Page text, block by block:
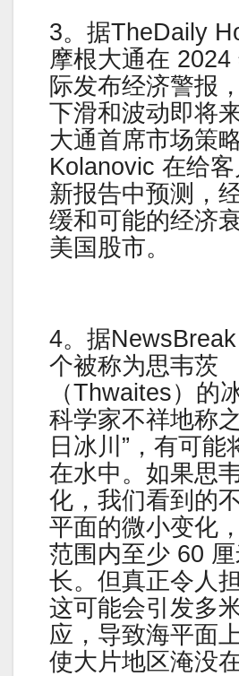
3。据TheDaily
摩根大通在 2024
际发布经济警报
下滑和波动即将
大通首席市场策
Kolanovic 在给
新报告中预测，
缓和可能的经济
美国股市。
4。据
个被称为思韦茨
（Thwaites）的
科学家不祥地称
日冰​​川”，有可能
在水中。如果思
化，我们看到的
平面的微小变化
范围内至少 60
长。但真正令人
这可能会引发多
应，导致海平面
使大片地区淹没